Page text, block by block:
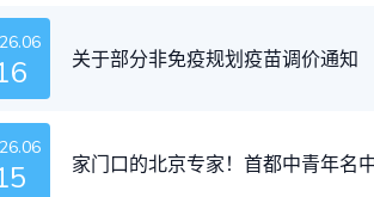
关于部分非免疫规划疫苗调价通知
家门口的北京专家！首都中青年名